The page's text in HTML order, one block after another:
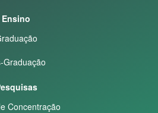
Ensino
Graduação
Concentração